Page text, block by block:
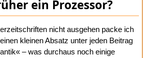
ein Prozessor?
nicht ausgehen packe ich
kleinen Absatz unter jeden Beitrag
– was durchaus noch einige